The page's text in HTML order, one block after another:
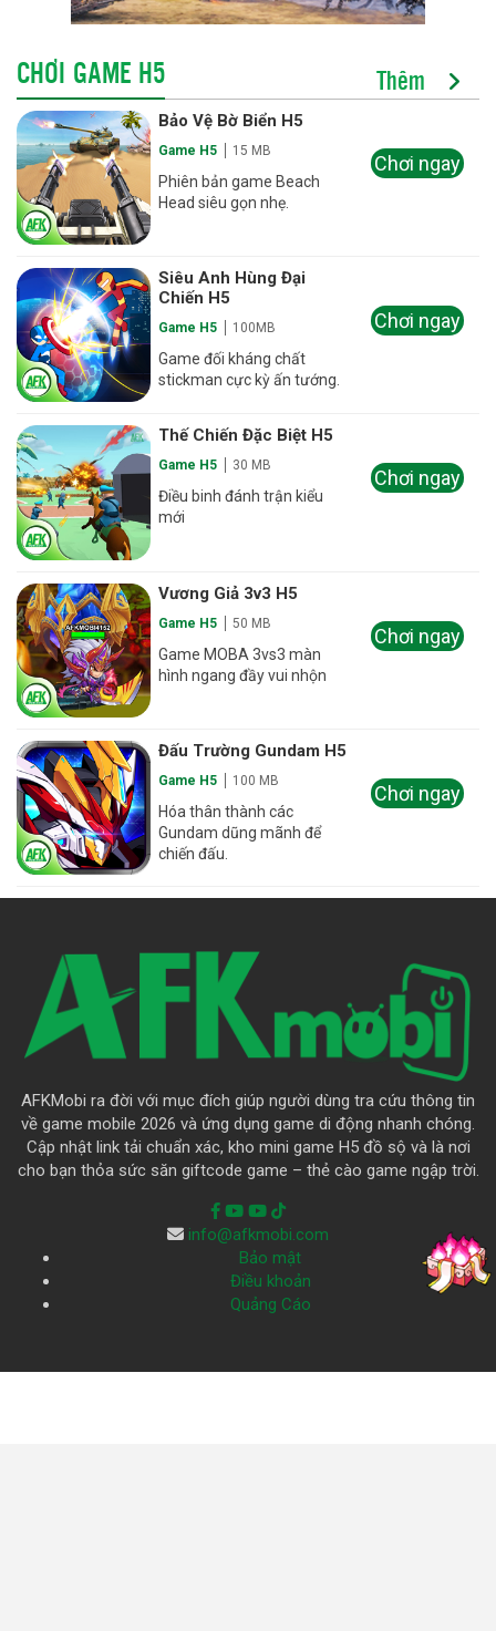
CHƠI GAME H5 Thêm
Bảo Vệ Bờ Biển H5
Game H5 15 MB
Phiên bản game Beach
Head siêu gọn nhẹ.
Chơi ngay
Siêu Anh Hùng Đại
Chiến H5
Game H5 100MB
Game đối kháng chất
stickman cực kỳ ấn tướng.
Chơi ngay
Thế Chiến Đặc Biệt H5
Game H5 30 MB
Điều binh đánh trận kiểu
mới
Chơi ngay
Vương Giả 3v3 H5
Game H5 50 MB
Game MOBA 3vs3 màn
hình ngang đầy vui nhộn
Chơi ngay
Đấu Trường Gundam H5
Game H5 100 MB
Hóa thân thành các
Gundam dũng mãnh để
chiến đấu.
Chơi ngay
AFKMobi ra đời với mục đích giúp người dùng tra cứu thông tin
về game mobile 2026 và ứng dụng game di động nhanh chóng.
Cập nhật link tải chuẩn xác, kho mini game H5 đồ sộ và là nơi
cho bạn thỏa sức săn giftcode game – thẻ cào game ngập trời.
info@afkmobi.com
Bảo mật
Điều khoản
Quảng Cáo